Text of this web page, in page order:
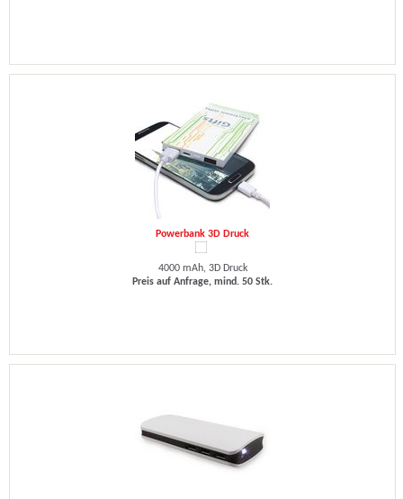
Powerbank 3D Druck
4000 mAh, 3D Druck
Preis auf Anfrage, mind. 50 Stk.